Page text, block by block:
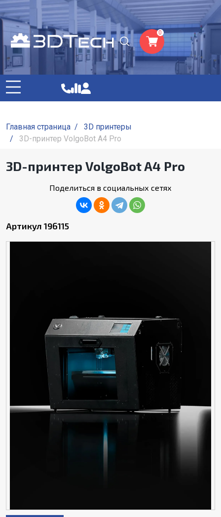
0
Главная страница /
3D принтеры
/
3D-принтер VolgoBot A4 Pro
3D-принтер VolgoBot A4 Pro
Поделиться в социальных сетях
Артикул 196115